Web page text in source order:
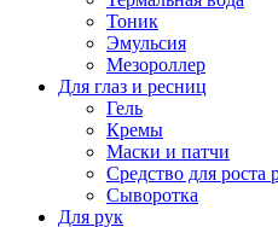
Тоник
Эмульсия
Мезороллер
Для глаз и ресниц
Гель
Кремы
Маски и патчи
Средство для роста
Сыворотка
Для рук